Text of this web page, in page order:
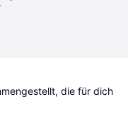
die für dich